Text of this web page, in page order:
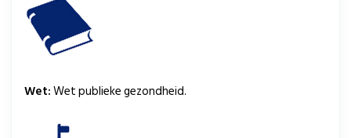
Wet:Wet publieke gezondheid.